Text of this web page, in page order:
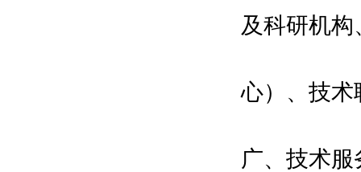
及科研机
心）、技术
广、技术